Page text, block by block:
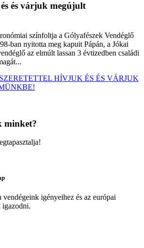
és várjuk megújult
színfoltja a Gólyafészek Vendéglő
ban nyitotta meg kapuit Pápán, a Jókai
az elmúlt lassan 3 évtizedben családi
HÍVJUK ÉS ÉS VÁRJUK
minket?
igényeihez és az európai
igazodni.